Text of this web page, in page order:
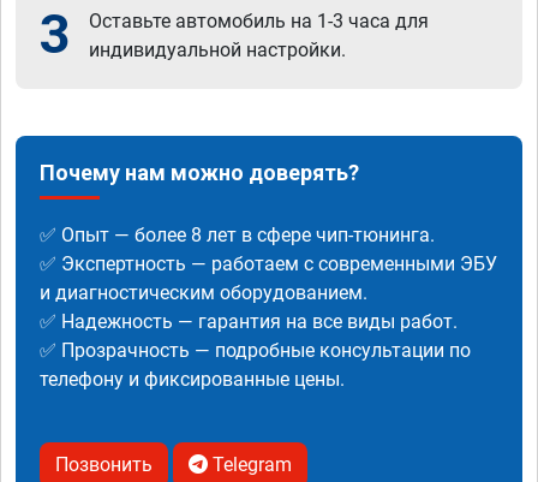
3
Оставьте автомобиль на 1-3 часа для
индивидуальной настройки.
Почему нам можно доверять?
✅ Опыт — более 8 лет в сфере чип-тюнинга.
✅ Экспертность — работаем с современными ЭБУ
и диагностическим оборудованием.
✅ Надежность — гарантия на все виды работ.
✅ Прозрачность — подробные консультации по
телефону и фиксированные цены.
Позвонить Telegram